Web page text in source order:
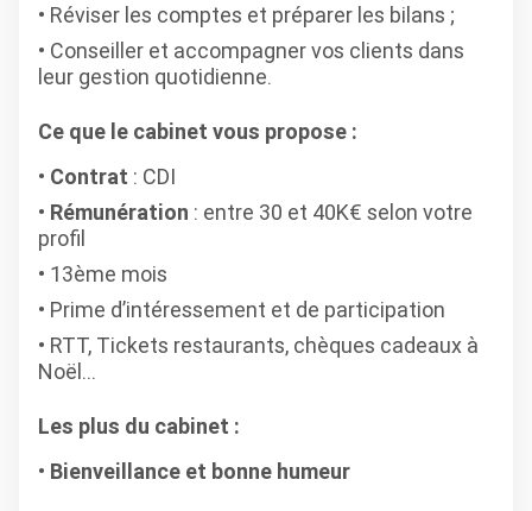
Réviser les comptes et préparer les bilans ;
Conseiller et accompagner vos clients dans
leur gestion quotidienne.
Ce que le cabinet vous propose :
Contrat : CDI
Rémunération : entre 30 et 40K€ selon votre
profil
13ème mois
Prime d’intéressement et de participation
RTT, Tickets restaurants, chèques cadeaux à
Noël…
Les plus du cabinet :
Bienveillance et bonne humeur